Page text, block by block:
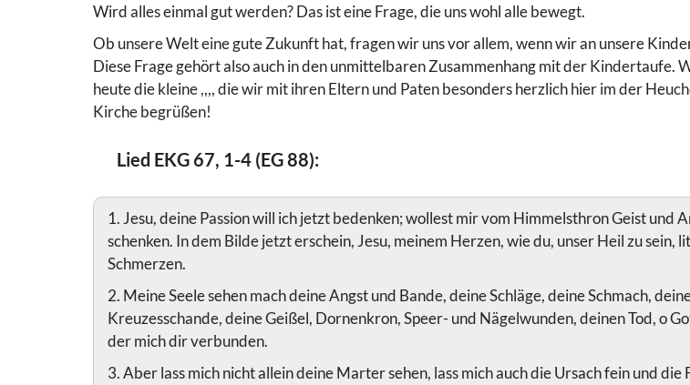
Wird alles einmal gut werden? Das ist eine Frage, die uns wohl alle bewegt.
Ob unsere Welt eine gute Zukunft hat, fragen wir uns vor allem, wenn wir an unsere
Diese Frage gehört also auch in den unmittelbaren Zusammenhang mit der Kindertaufe.
heute die kleine ,,,, die wir mit ihren Eltern und Paten besonders herzlich hier im der
Kirche begrüßen!
Lied EKG 67, 1-4 (EG 88):
1. Jesu, deine Passion will ich jetzt bedenken; wollest mir vom Himmelsthron Geist und
schenken. In dem Bilde jetzt erschein, Jesu, meinem Herzen, wie du, unser Heil zu sein,
Schmerzen.
2. Meine Seele sehen mach deine Angst und Bande, deine Schläge, deine Schmach,
Kreuzesschande, deine Geißel, Dornenkron, Speer- und Nägelwunden, deinen Tod, o
der mich dir verbunden.
3. Aber lass mich nicht allein deine Marter sehen, lass mich auch die Ursach fein und die